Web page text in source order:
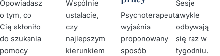
Opowiadasz
o tym, co
Cię skłoniło
do szukania
pomocy.
Wspólnie
ustalacie,
czy
najlepszym
kierunkiem
Psychoterapeuta
wyjaśnia
proponowany
sposób
Sesje
zwykle
odbywają
się raz w
tygodniu.